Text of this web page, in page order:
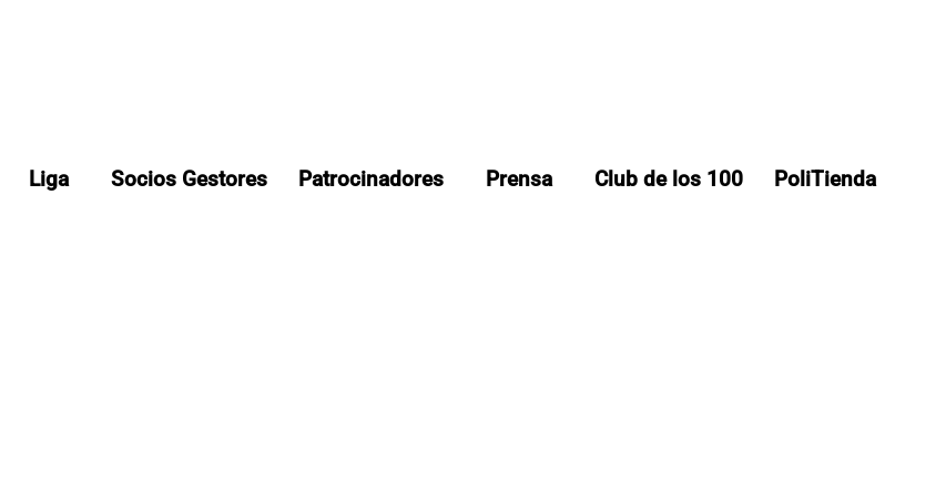
Liga Socios Gestores Patrocinadores Prensa Club de los 100 PoliTienda